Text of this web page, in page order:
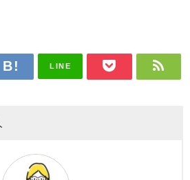
LINE